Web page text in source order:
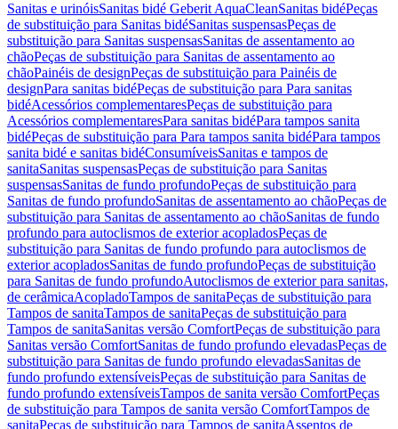
Sanitas e urinóisSanitas bidé Geberit AquaCleanSanitas bidéPeças
de substituição para Sanitas bidéSanitas suspensasPeças de
substituição para Sanitas suspensasSanitas de assentamento ao
chãoPeças de substituição para Sanitas de assentamento ao
chãoPainéis de designPeças de substituição para Painéis de
designPara sanitas bidéPeças de substituição para Para sanitas
bidéAcessórios complementaresPeças de substituição para
Acessórios complementaresPara sanitas bidéPara tampos sanita
bidéPeças de substituição para Para tampos sanita bidéPara tampos
sanita bidé e sanitas bidéConsumíveisSanitas e tampos de
sanitaSanitas suspensasPeças de substituição para Sanitas
suspensasSanitas de fundo profundoPeças de substituição para
Sanitas de fundo profundoSanitas de assentamento ao chãoPeças de
substituição para Sanitas de assentamento ao chãoSanitas de fundo
profundo para autoclismos de exterior acopladosPeças de
substituição para Sanitas de fundo profundo para autoclismos de
exterior acopladosSanitas de fundo profundoPeças de substituição
para Sanitas de fundo profundoAutoclismos de exterior para sanitas,
de cerâmicaAcopladoTampos de sanitaPeças de substituição para
Tampos de sanitaTampos de sanitaPeças de substituição para
Tampos de sanitaSanitas versão ComfortPeças de substituição para
Sanitas versão ComfortSanitas de fundo profundo elevadasPeças de
substituição para Sanitas de fundo profundo elevadasSanitas de
fundo profundo extensíveisPeças de substituição para Sanitas de
fundo profundo extensíveisTampos de sanita versão ComfortPeças
de substituição para Tampos de sanita versão ComfortTampos de
sanitaPeças de substituição para Tampos de sanitaAssentos de